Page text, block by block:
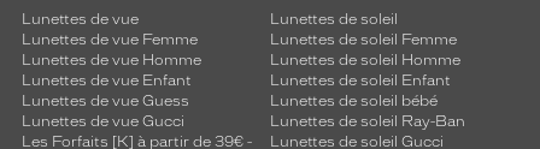
Lunettes de vue
Lunettes de vue Femme
Lunettes de vue Homme
Lunettes de vue Enfant
Lunettes de vue Guess
Lunettes de vue Gucci
Les Forfaits [K] à partir de 39€ -
Lunettes de soleil
Lunettes de soleil Femme
Lunettes de soleil Homme
Lunettes de soleil Enfant
Lunettes de soleil bébé
Lunettes de soleil Ray-Ban
Lunettes de soleil Gucci